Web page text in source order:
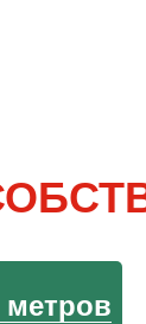
метров